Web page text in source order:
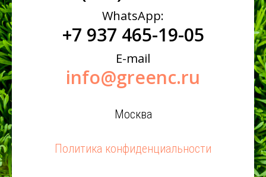
WhatsApp:
+7 937 465-19-05
E-mail
info@greenc.ru
Москва
Политика конфиденциальности